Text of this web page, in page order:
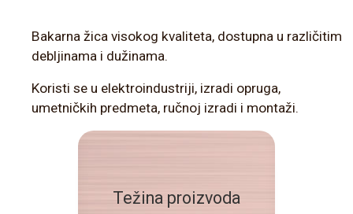
Bakarna žica visokog kvaliteta, dostupna u različitim
debljinama i dužinama.
Koristi se u elektroindustriji, izradi opruga,
umetničkih predmeta, ručnoj izradi i montaži.
Težina proizvoda